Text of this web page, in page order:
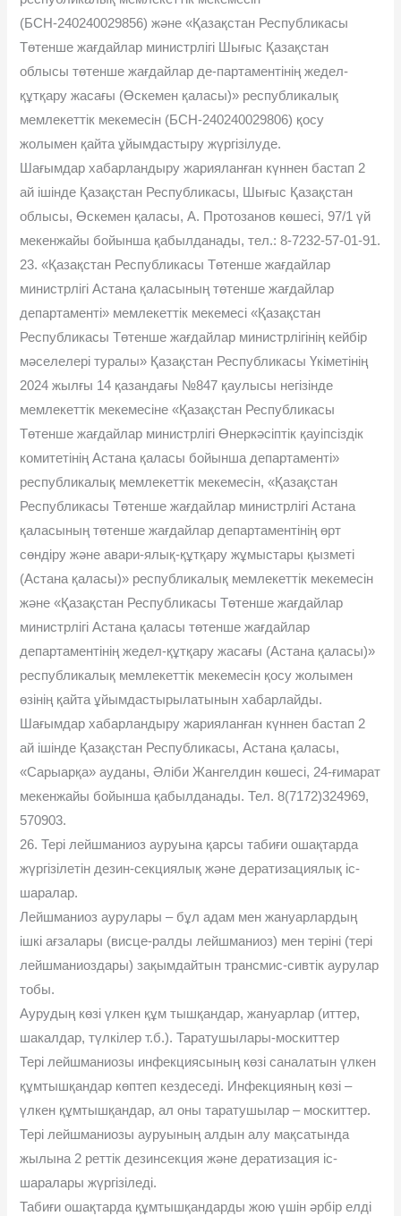
(БСН-240240029856) және «Қазақстан Республикасы
Төтенше жағдайлар министрлігі Шығыс Қазақстан
облысы төтенше жағдайлар де-партаментінің жедел-
құтқару жасағы (Өскемен қаласы)» республикалық
мемлекеттік мекемесін (БСН-240240029806) қосу
жолымен қайта ұйымдастыру жүргізілуде.
Шағымдар хабарландыру жарияланған күннен бастап 2
ай ішінде Қазақстан Республикасы, Шығыс Қазақстан
облысы, Өскемен қаласы, А. Протозанов көшесі, 97/1 үй
мекенжайы бойынша қабылданады, тел.: 8-7232-57-01-91.
23. «Қазақстан Республикасы Төтенше жағдайлар
министрлігі Астана қаласының төтенше жағдайлар
департаменті» мемлекеттік мекемесі «Қазақстан
Республикасы Төтенше жағдайлар министрлігінің кейбір
мәселелері туралы» Қазақстан Республикасы Үкіметінің
2024 жылғы 14 қазандағы №847 қаулысы негізінде
мемлекеттік мекемесіне «Қазақстан Республикасы
Төтенше жағдайлар министрлігі Өнеркәсіптік қауіпсіздік
комитетінің Астана қаласы бойынша департаменті»
республикалық мемлекеттік мекемесін, «Қазақстан
Республикасы Төтенше жағдайлар министрлігі Астана
қаласының төтенше жағдайлар департаментінің өрт
сөндіру және авари-ялық-құтқару жұмыстары қызметі
(Астана қаласы)» республикалық мемлекеттік мекемесін
және «Қазақстан Республикасы Төтенше жағдайлар
министрлігі Астана қаласы төтенше жағдайлар
департаментінің жедел-құтқару жасағы (Астана қаласы)»
республикалық мемлекеттік мекемесін қосу жолымен
өзінің қайта ұйымдастырылатынын хабарлайды.
Шағымдар хабарландыру жарияланған күннен бастап 2
ай ішінде Қазақстан Республикасы, Астана қаласы,
«Сарыарқа» ауданы, Əліби Жангелдин көшесі, 24-ғимарат
мекенжайы бойынша қабылданады. Тел. 8(7172)324969,
570903.
26. Тері лейшманиоз ауруына қарсы табиғи ошақтарда
жүргізілетін дезин-секциялық және дератизациялық іс-
шаралар.
Лейшманиоз аурулары – бұл адам мен жануарлардың
ішкі ағзалары (висце-ралды лейшманиоз) мен теріні (тері
лейшманиоздары) зақымдайтын трансмис-сивтік аурулар
тобы.
Аурудың көзі үлкен құм тышқандар, жануарлар (иттер,
шакалдар, түлкілер т.б.). Таратушылары-москиттер
Тері лейшманиозы инфекциясының көзі саналатын үлкен
құмтышқандар көптеп кездеседі. Инфекцияның көзі –
үлкен құмтышқандар, ал оны таратушылар – москиттер.
Тері лейшманиозы ауруының алдын алу мақсатында
жылына 2 реттік дезинсекция және дератизация іс-
шаралары жүргізіледі.
Табиғи ошақтарда құмтышқандарды жою үшін әрбір елді